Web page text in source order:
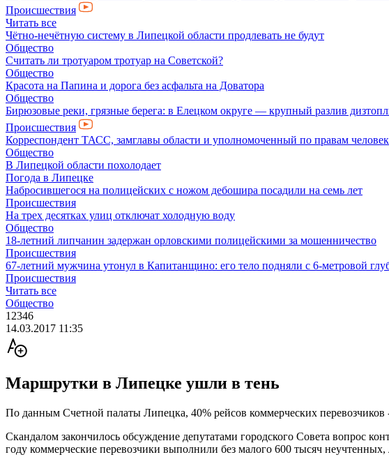
Происшествия
Читать все
Чётно-нечётную систему в Липецкой области продлевать не будут
Общество
Считать ли тротуаром тротуар на Советской?
Общество
Красота на Папина и дорога без асфальта на Доватора
Общество
Бирюзовые реки, грязные берега: в Елецком округе — крупный разлив
Происшествия
Корреспондент ТАСС, замглавы области и уполномоченный по правам
Общество
В Липецкой области похолодает
Погода в Липецке
Набросившегося на полицейских с ножом дебошира посадили на семь лет
Происшествия
На трех десятках улиц отключат холодную воду
Общество
18-летний липчанин задержан орловскими полицейскими за мошенничество
Происшествия
67-летний мужчина утонул в Капитанщино: его тело подняли с 6-метровой
Происшествия
Читать все
Общество
12346
14.03.2017 11:35
Маршрутки в Липецке ушли в тень
По данным Счетной палаты Липецка, 40% рейсов коммерческих перевозчиков
Скандалом закончилось обсуждение депутатами городского Совета вопрос
году коммерческие перевозчики выполнили без малого 600 тысяч неучтенных,